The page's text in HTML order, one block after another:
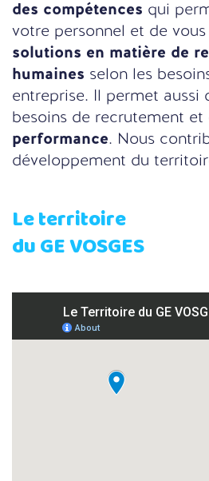
des compétences qui
votre personnel et de vous
solutions en matière de
humaines selon les
entreprise. Il permet aussi
besoins de recrutement et
performance. Nous
développement du
Le territoire
du GE VOSGES